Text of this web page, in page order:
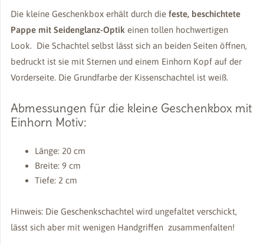
Die kleine Geschenkbox erhält durch die feste, beschichtete
Pappe mit Seidenglanz-Optik einen tollen hochwertigen
Look. Die Schachtel selbst lässt sich an beiden Seiten öffnen,
bedruckt ist sie mit Sternen und einem Einhorn Kopf auf der
Vorderseite. Die Grundfarbe der Kissenschachtel ist weiß.
Abmessungen für die kleine Geschenkbox mit
Einhorn Motiv:
Länge: 20 cm
Breite: 9 cm
Tiefe: 2 cm
Hinweis: Die Geschenkschachtel wird ungefaltet verschickt,
lässt sich aber mit wenigen Handgriffen zusammenfalten!